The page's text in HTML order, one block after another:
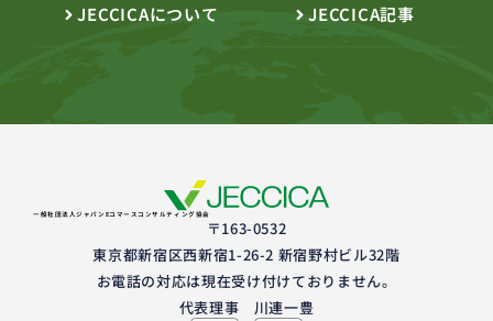
JECCICAについて JECCICA記事
一般社団法人ジャパンEコマースコンサルティング協会
〒163-0532
東京都新宿区西新宿1-26-2 新宿野村ビル32階
お電話の対応は現在受け付けておりません。
代表理事 川連一豊